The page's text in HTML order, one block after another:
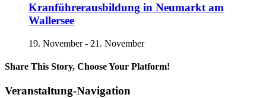
Kranführerausbildung in Neumarkt am
Wallersee
19. November- 21. November
Share This Story, Choose Your Platform!
Facebook
X
Reddit
LinkedIn
Tumblr
Pinterest
Vk
E-
Veranstaltung-Navigation